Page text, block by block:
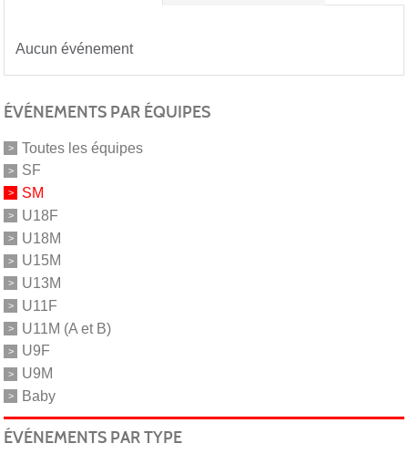
Aucun événement
ÉVÉNEMENTS PAR ÉQUIPES
Toutes les équipes
SF
SM
U18F
U18M
U15M
U13M
U11F
U11M (A et B)
U9F
U9M
Baby
ÉVÉNEMENTS PAR TYPE